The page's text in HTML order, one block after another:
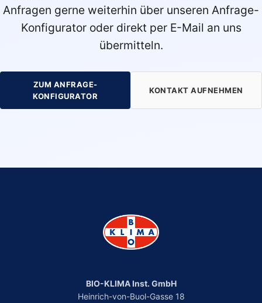
Anfragen gerne weiterhin über unseren Anfrage-
Konfigurator oder direkt per E-Mail an uns
übermitteln.
ZUM ANFRAGE-
KONFIGURATOR
KONTAKT AUFNEHMEN
BIO-KLIMA Inst. GmbH
Heinrich-von-Buol-Gasse 18